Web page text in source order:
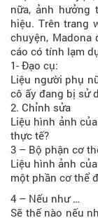
nữa, ảnh hưởng
hiệu. Trên trang
chuyện,
cáo có tính lạm
1- Đạo cụ:
Liệu người phụ
cô ấy đang bị sử
2. Chỉnh sửa
Liệu hình ảnh
thực tế?
3 – Bộ phận cơ
Liệu hình ảnh
một phần cơ thể
4 – Nếu như …
Sẽ thế nào nếu